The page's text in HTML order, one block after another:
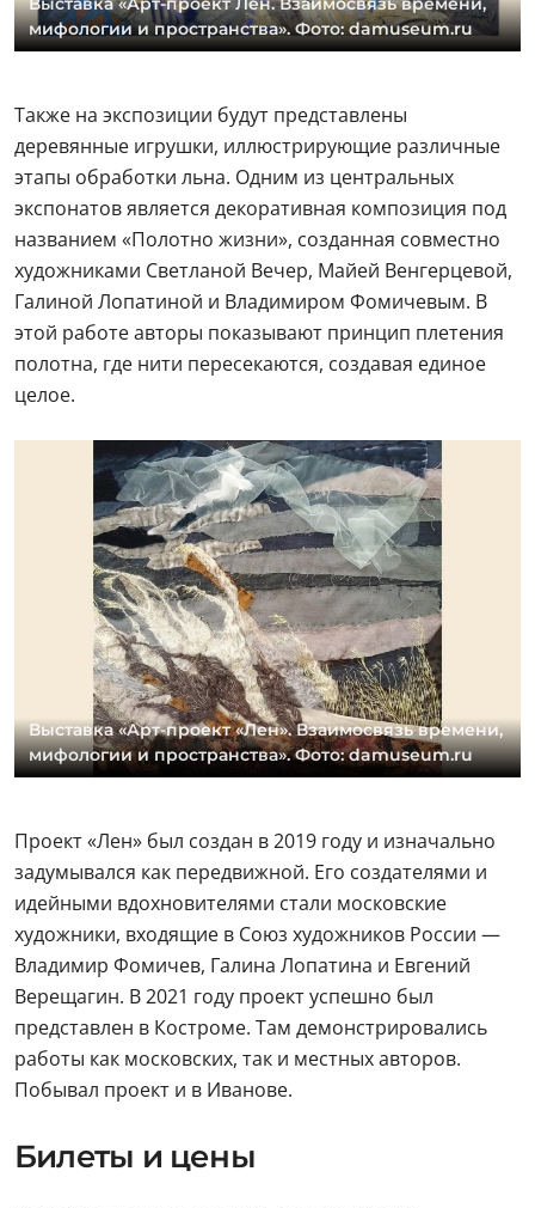
мифологии и пространства». Фото: damuseum.ru
Также на экспозиции будут представлены
деревянные игрушки, иллюстрирующие различные
этапы обработки льна. Одним из центральных
экспонатов является декоративная композиция под
названием «Полотно жизни», созданная совместно
художниками Светланой Вечер, Майей Венгерцевой,
Галиной Лопатиной и Владимиром Фомичевым. В
этой работе авторы показывают принцип плетения
полотна, где нити пересекаются, создавая единое
целое.
Выставка «Арт-проект «Лен». Взаимосвязь времени,
мифологии и пространства». Фото: damuseum.ru
Проект «Лен» был создан в 2019 году и изначально
задумывался как передвижной. Его создателями и
идейными вдохновителями стали московские
художники, входящие в Союз художников России —
Владимир Фомичев, Галина Лопатина и Евгений
Верещагин. В 2021 году проект успешно был
представлен в Костроме. Там демонстрировались
работы как московских, так и местных авторов.
Побывал проект и в Иванове.
Билеты и цены